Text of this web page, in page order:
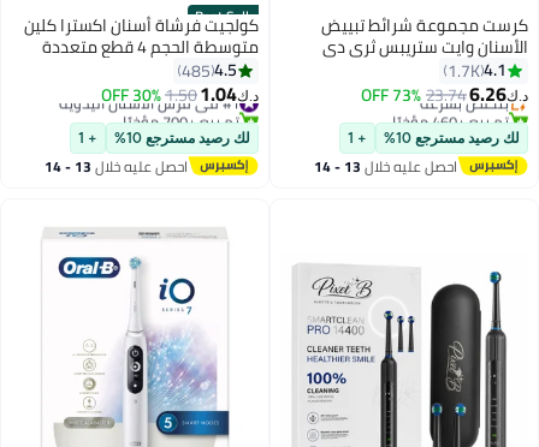
كرست مجموعة شرائط تبييض
الأسنان وايت ستريبس ثري دي
مكونة من 40 قطعة
4.1
1.7K
د.ك‏6.26
23.74
73% OFF
#4 في تبييض الأسنان
أقل سعر في 7 يوم
بتخلّص بسرعة
تم بيع +460 مؤخرًا
#4 في تبييض الأسنان
لك رصيد مسترجع 10% + 1
احصل عليه خلال 13 - 14
Best Seller
كولجيت فرشاة أسنان اكسترا كلين
متوسطة الحجم 4 قطع متعددة
الألوان متعدد الألوان
4.5
485
د.ك‏1.04
1.50
30% OFF #1 في فرش الأسنان اليدوية
تم بيع +700 مؤخرًا
#1 في فرش الأسنان اليدوية
لك رصيد مسترجع 10% + 1
احصل عليه خلال 13 - 14